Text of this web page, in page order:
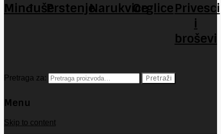
MinđušePrstenjeNarukviceOrglicePrivesci
i
broševi
Pretraga za: Pretraži
Menu
Skip to content